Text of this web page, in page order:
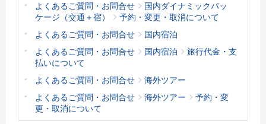
よくあるご質問・お問合せ
国内ダイナミックパッ
ケージ（交通＋宿）
予約・変更・取消について
よくあるご質問・お問合せ
国内宿泊
よくあるご質問・お問合せ
国内宿泊
旅行代金・支
払いについて
よくあるご質問・お問合せ
海外ツアー
よくあるご質問・お問合せ
海外ツアー
予約・変
更・取消について